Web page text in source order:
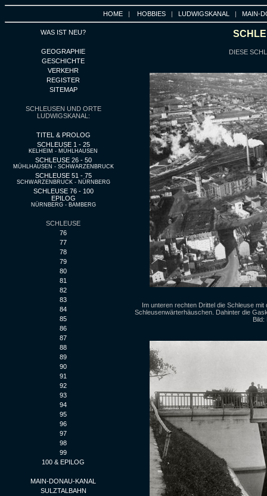
HOME | HOBBIES | LUDWIGSKANAL | MAIN-
WAS IST NEU?
GEOGRAPHIE
GESCHICHTE
VERKEHR
REGISTER
SITEMAP
SCHLEUSEN UND ORTE
LUDWIGSKANAL:
TITEL & PROLOG
SCHLEUSE 1 - 25
KELHEIM - MÜHLHAUSEN
SCHLEUSE 26 - 50
MÜHLHAUSEN - SCHWARZENBRUCK
SCHLEUSE 51 - 75
SCHWARZENBRUCK - NÜRNBERG
SCHLEUSE 76 - 100
EPILOG
NÜRNBERG - BAMBERG
SCHLEUSE
76
77
78
79
80
81
82
83
84
85
86
87
88
89
90
91
92
93
94
95
96
97
98
99
100 & EPILOG
MAIN-DONAU-KANAL
SULZTALBAHN
DIESE
Im unteren rechten Drittel die Schleuse
Schleusenwärterhäuschen. Dahinter die
Bild: